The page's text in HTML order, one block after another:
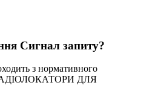
Сигнал запиту?
з нормативного
ДЛЯ